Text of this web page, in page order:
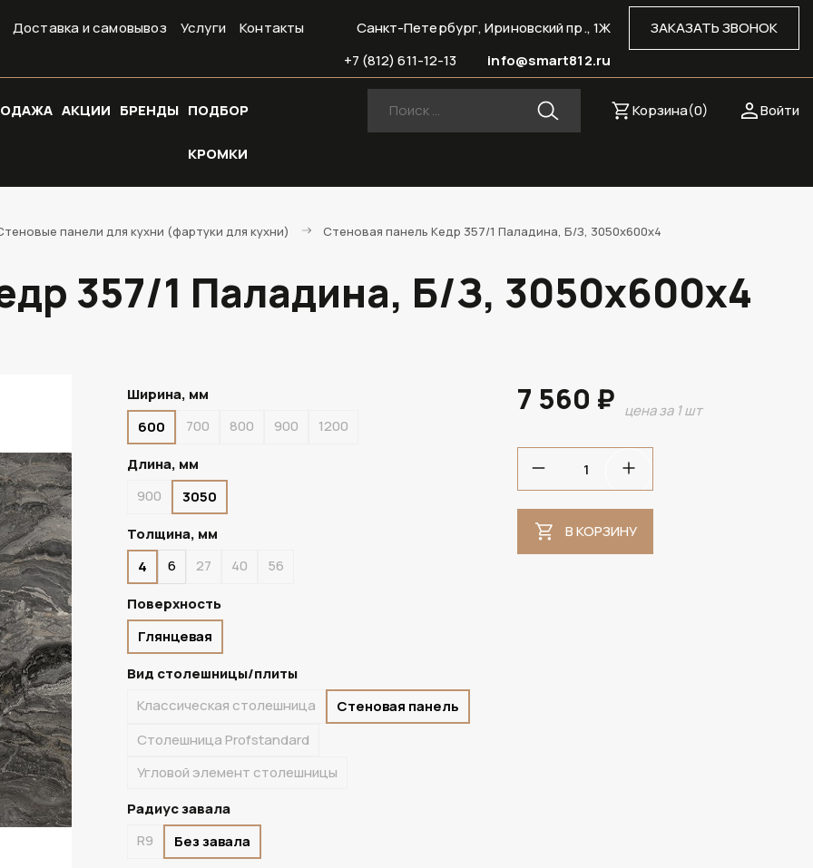
Доставка и самовывоз Услуги Контакты ЗАКАЗАТЬ ЗВОНОК
Санкт-Петербург, Ириновский пр., 1Ж
info@smart812.ru
+7 (812) 611-12-13
АКЦИИ БРЕНДЫ ПОДБОР
КРОМКИ
Войти
Корзина(0)
панели для кухни (фартуки для кухни) Стеновая панель Кедр 357/1 Паладина, Б/З, 3050х600х4
357/1 Паладина, Б/З, 3050х600х4
В НАЛИЧИИ
Ширина, мм
600
700 800 900
1200
Длина, мм
900
3050
Толщина, мм
4
6 27 40
56
Поверхность
Глянцевая
Вид столешницы/плиты
Классическая столешница
Стеновая панель
Столешница Profstandard
Угловой элемент столешницы
Радиус завала
R9
Без завала
7 560 ₽ цена за 1 шт
В КОРЗИНУ